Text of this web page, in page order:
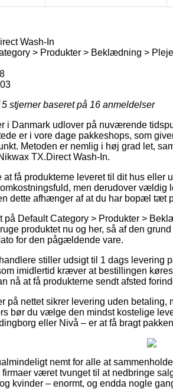
Wash-In
> Produkter > Beklædning >
stjerner baseret på 16 anmeldelser
i Danmark udlover på nuværende
er i vore dage pakkeshops, som
Metoden er nemlig i høj grad let,
TX.Direct Wash-In.
at få produkterne leveret til dit hus eller
men derudover
dette afhænger af at du har bopæl tæt
på Default Category > Produkter >
produktet nu og her, så af den
for den pågældende vare.
stiller udsigt til 1 dags levering
imidlertid kræver at bestillingen
nå at få produkterne sendt afsted
på nettet sikrer levering uden
bør du vælge den mindst kostelige
eller Nivå – er at få bragt
nemt for alle at
været tvunget til at nedbringe
kvinder – enormt, og endda nogle